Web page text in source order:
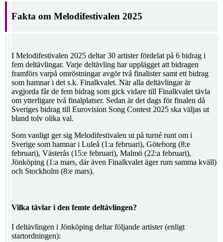
Fakta om Melodifestivalen 2025
I Melodifestivalen 2025 deltar 30 artister fördelat på 6 bidrag i
fem deltävlingar. Varje deltävling har upplägget att bidragen
framförs varpå omröstningar avgör två finalister samt ett bidrag
som hamnar i det s.k. Finalkvalet. När alla deltävlingar är
avgjorda får de fem bidrag som gick vidare till Finalkvalet tävla
om ytterligare två finalplatser. Sedan är det dags för finalen då
Sveriges bidrag till Eurovision Song Contest 2025 ska väljas ut
bland tolv olika val.
Som vanligt ger sig Melodifestivalen ut på turné runt om i
Sverige som hamnar i Luleå (1:a februari), Göteborg (8:e
februari), Västerås (15:e februari), Malmö (22:a februari),
Jönköping (1:a mars, där även Finalkvalet äger rum samma kväll)
och Stockholm (8:e mars).
Vilka tävlar i den femte deltävlingen?
I deltävlingen i Jönköping deltar följande artister (enligt
startordningen):